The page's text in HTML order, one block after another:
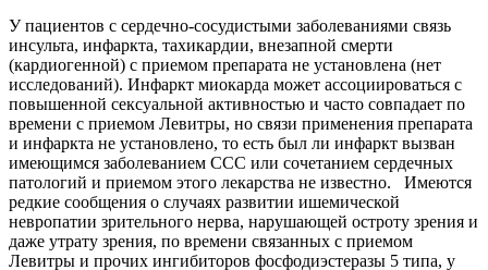
У пациентов с сердечно-сосудистыми заболеваниями связь
инсульта, инфаркта, тахикардии, внезапной смерти
(кардиогенной) с приемом препарата не установлена (нет
исследований). Инфаркт миокарда может ассоциироваться с
повышенной сексуальной активностью и часто совпадает по
времени с приемом Левитры, но связи применения препарата
и инфаркта не установлено, то есть был ли инфаркт вызван
имеющимся заболеванием ССС или сочетанием сердечных
патологий и приемом этого лекарства не известно. Имеются
редкие сообщения о случаях развитии ишемической
невропатии зрительного нерва, нарушающей остроту зрения и
даже утрату зрения, по времени связанных с приемом
Левитры и прочих ингибиторов фосфодиэстеразы 5 типа, у